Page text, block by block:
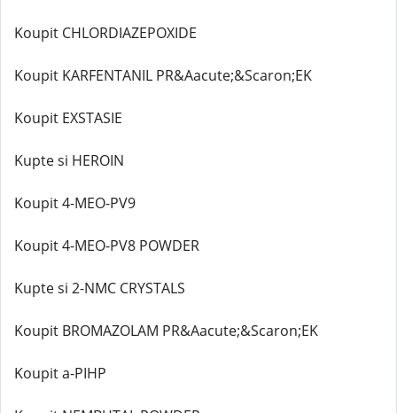
Koupit CHLORDIAZEPOXIDE
Koupit KARFENTANIL PR&Aacute;&Scaron;EK
Koupit EXSTASIE
Kupte si HEROIN
Koupit 4-MEO-PV9
Koupit 4-MEO-PV8 POWDER
Kupte si 2-NMC CRYSTALS
Koupit BROMAZOLAM PR&Aacute;&Scaron;EK
Koupit a-PIHP